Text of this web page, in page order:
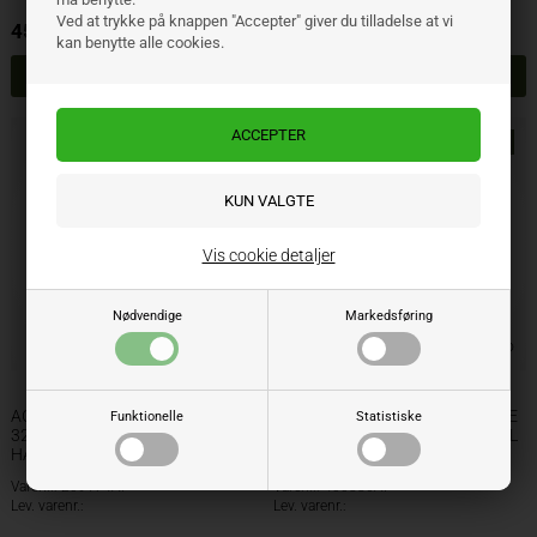
Ved at trykke på knappen "Accepter" giver du tilladelse at vi
kan benytte alle cookies.
Nødvendige Markedsføring
Funktionelle Statistiske
Vis cookie detaljer
459,00DKK ekskl. moms 736,00 DKK
NYHED
AGRISEM PÅSVEJSNINGSVINGE
320X70X14 VENSTRE
HÅRDMETAL
Varenr.: 209174AP
Lev. varenr.:
AGRISEM PÅSVEJSNINGSVINGE
360X70X14 HØJRE HÅRDMETAL
Lev. varenr.: